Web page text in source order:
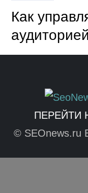
Как
ПЕРЕЙТИ
© SEOnews.ru